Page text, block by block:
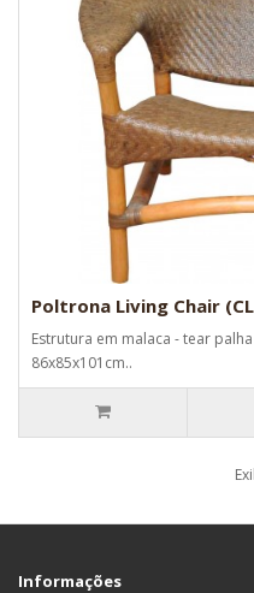
Poltrona Living Chair
Estrutura em malaca - tear
86x85x101cm..
Informações